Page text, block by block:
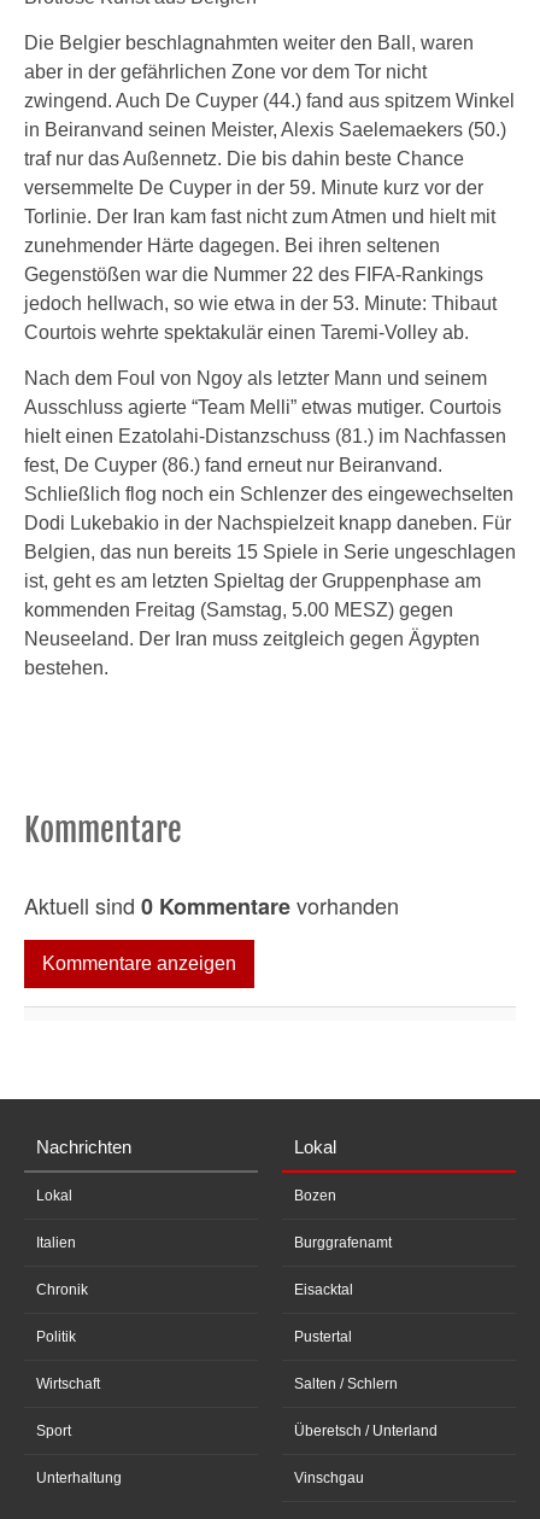
Die Belgier beschlagnahmten weiter den Ball, waren
aber in der gefährlichen Zone vor dem Tor nicht
zwingend. Auch De Cuyper (44.) fand aus spitzem Winkel
in Beiranvand seinen Meister, Alexis Saelemaekers (50.)
traf nur das Außennetz. Die bis dahin beste Chance
versemmelte De Cuyper in der 59. Minute kurz vor der
Torlinie. Der Iran kam fast nicht zum Atmen und hielt mit
zunehmender Härte dagegen. Bei ihren seltenen
Gegenstößen war die Nummer 22 des FIFA-Rankings
jedoch hellwach, so wie etwa in der 53. Minute: Thibaut
Courtois wehrte spektakulär einen Taremi-Volley ab.
Nach dem Foul von Ngoy als letzter Mann und seinem
Ausschluss agierte “Team Melli” etwas mutiger. Courtois
hielt einen Ezatolahi-Distanzschuss (81.) im Nachfassen
fest, De Cuyper (86.) fand erneut nur Beiranvand.
Schließlich flog noch ein Schlenzer des eingewechselten
Dodi Lukebakio in der Nachspielzeit knapp daneben. Für
Belgien, das nun bereits 15 Spiele in Serie ungeschlagen
ist, geht es am letzten Spieltag der Gruppenphase am
kommenden Freitag (Samstag, 5.00 MESZ) gegen
Neuseeland. Der Iran muss zeitgleich gegen Ägypten
bestehen.
Kommentare
Aktuell sind 0 Kommentarevorhanden
Kommentare anzeigen
Nachrichten
Lokal
Italien
Chronik
Politik
Wirtschaft
Sport
Unterhaltung
Lokal
Bozen
Burggrafenamt
Eisacktal
Pustertal
Salten / Schlern
Überetsch / Unterland
Vinschgau